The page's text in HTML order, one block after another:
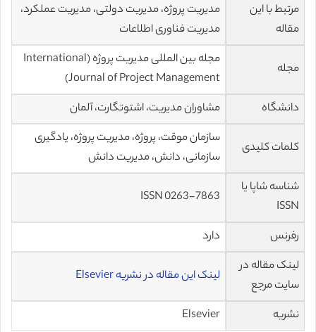
مرتبط با این
مقاله
مدیریت پروژه، مدیریت دولتی، مدیریت عملکرد،
مدیریت فناوری اطلاعات
مجله
مجله بین المللی مدیریت پروژه (International
Journal of Project Management)
دانشگاه
مشاوران مدیریت، اشتوتگارت، آلمان
کلمات کلیدی
سازمان موقت، پروژه، مدیریت پروژه، یادگیری
سازمانی، دانش، مدیریت دانش
شناسه شاپا یا
ISSN
ISSN 0263-7863
رفرنس
دارد
لینک مقاله در
سایت مرجع
لینک این مقاله در نشریه Elsevier
نشریه Elsevier